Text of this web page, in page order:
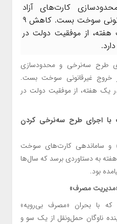
کارت‌های آزاد
جایگاه، راه را بر خروج غیرقانونی سوخت بست. کاهش ۹
از موفقیت دولت در
طرح سه‌نرخی و محدودسازی
خروج غیرقانونی سوخت بست.
در یک هفته، از موفقیت دولت در
با اجرای طرح سه‌نرخی کردن
و ساماندهی کارت‌های سوخت
به دستاوردی برسد که سال‌ها
بود.
«مدیریت مصرف»
که با بحران «مصرف بی‌رویه»
ناوگان حمل‌ونقل از یک سو و